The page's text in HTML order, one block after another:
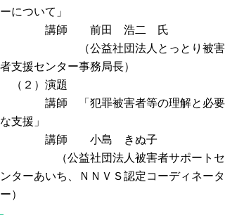
ーについて」
講師 前田 浩二 氏
（公益社団法人とっとり被害
者支援センター事務局長）
（２）演題
講師 「犯罪被害者等の理解と必要
な支援」
講師 小島 きぬ子
（公益社団法人被害者サポートセ
ンターあいち、ＮＮＶＳ認定コーディネータ
ー）